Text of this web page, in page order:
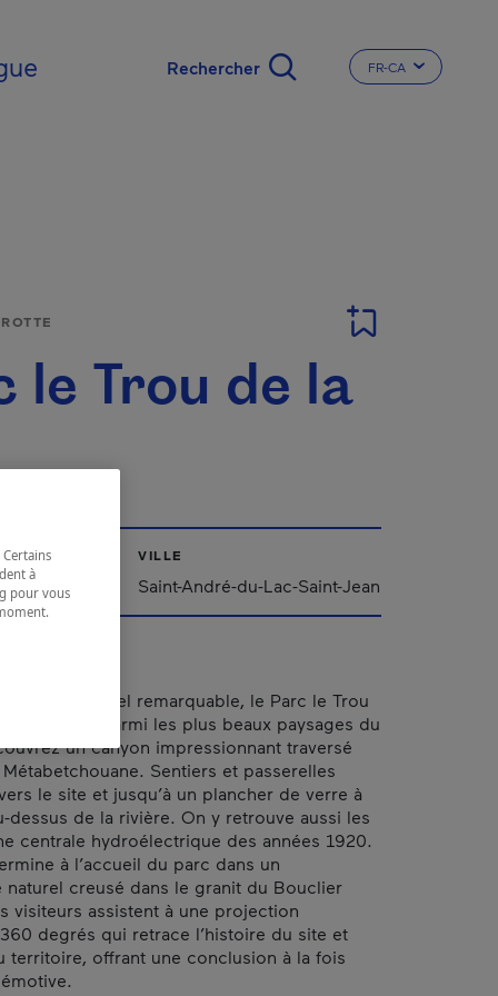
CHANGER LA
FR-CA
le Trou de la
Saint-Jean
VILLE
Saint-André-du-Lac-Saint-Jean
site naturel remarquable, le Parc le Trou
un décor parmi les plus beaux paysages du
un canyon impressionnant traversé
Sentiers et passerelles
le site et jusqu’à un plancher de verre à
dessus de la rivière. On y retrouve aussi les
centrale hydroélectrique des années 1920.
à l’accueil du parc dans un
naturel creusé dans le granit du Bouclier
visiteurs assistent à une projection
degrés qui retrace l’histoire du site et
territoire, offrant une conclusion à la fois
à
pour vous